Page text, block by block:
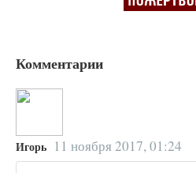
Комментарии
Игорь 11 ноября 2017, 01:24